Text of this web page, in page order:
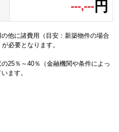
---,---円
他に諸費用（目安：新築物件の場合
必要となります。
25％～40％（金融機関や条件によっ
ます。